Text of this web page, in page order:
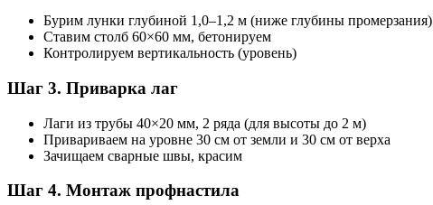
Бурим лунки глубиной 1,0–1,2 м (ниже глубины промерзания)
Ставим столб 60×60 мм, бетонируем
Контролируем вертикальность (уровень)
Шаг 3. Приварка лаг
Лаги из трубы 40×20 мм, 2 ряда (для высоты до 2 м)
Привариваем на уровне 30 см от земли и 30 см от верха
Зачищаем сварные швы, красим
Шаг 4. Монтаж профнастила